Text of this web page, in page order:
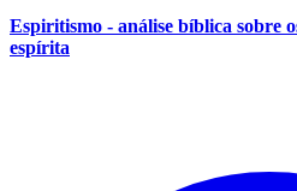
Espiritismo - análise bíblica sobre
espírita